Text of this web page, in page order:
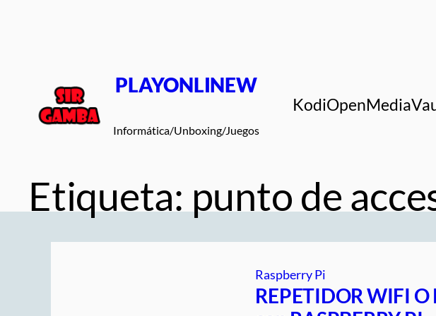
PLAYONLINEW
Informática/Unboxing/Juegos
Kodi
Etiqueta: punto de
Raspberry Pi
REPETIDOR WIFI O